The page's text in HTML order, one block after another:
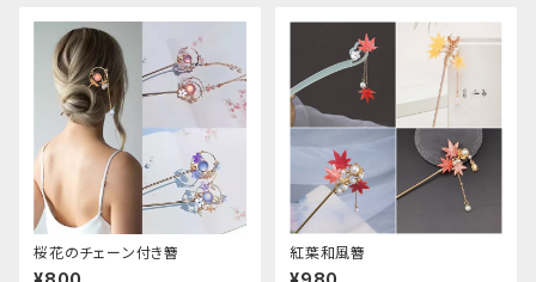
桜花のチェーン付き簪 紅葉和風簪